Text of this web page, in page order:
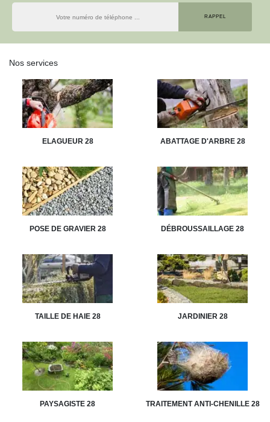
Nos services
ELAGUEUR 28 ABATTAGE D'ARBRE 28
POSE DE GRAVIER 28 DÉBROUSSAILLAGE 28
TAILLE DE HAIE 28 JARDINIER 28
PAYSAGISTE 28 TRAITEMENT ANTI-CHENILLE 28